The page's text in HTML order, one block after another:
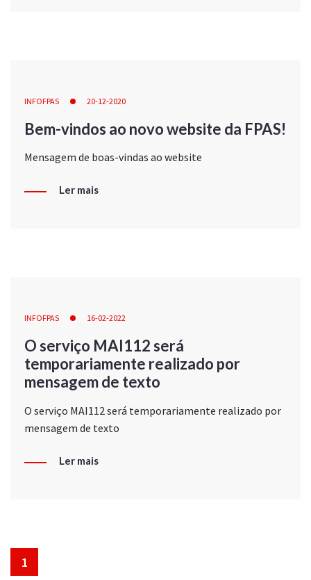
INFOFPAS 20-12-2020
Bem-vindos ao novo website da FPAS!
Mensagem de boas-vindas ao website
Ler mais
INFOFPAS 16-02-2022
O serviço MAI112 será
temporariamente realizado por
mensagem de texto
O serviço MAI112 será temporariamente realizado por
mensagem de texto
Ler mais
1